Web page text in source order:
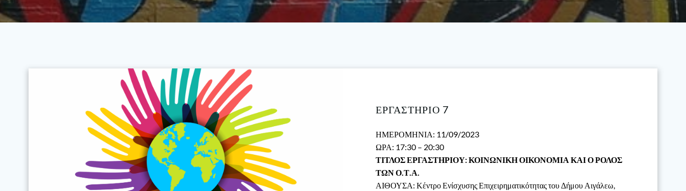
ΕΡΓΑΣΤΗΡΙΟ 7
ΗΜΕΡΟΜΗΝΙΑ: 11/09/2023
ΩΡΑ: 17:30 – 20:30
ΤΙΤΛΟΣ ΕΡΓΑΣΤΗΡΙΟΥ: ΚΟΙΝΩΝΙΚΗ ΟΙΚΟΝΟΜΙΑ ΚΑΙ Ο ΡΟΛΟΣ
ΤΩΝ Ο.Τ.Α.
ΑΙΘΟΥΣΑ: Κέντρο Ενίσχυσης Επιχειρηματικότητας του Δήμου Αιγάλεω,